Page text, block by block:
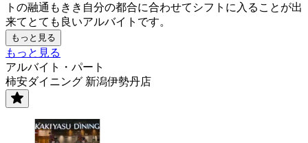
トの融通もきき自分の都合に合わせてシフトに入ることが出
来てとても良いアルバイトです。
もっと見る
もっと見る
アルバイト・パート
柿安ダイニング 新潟伊勢丹店